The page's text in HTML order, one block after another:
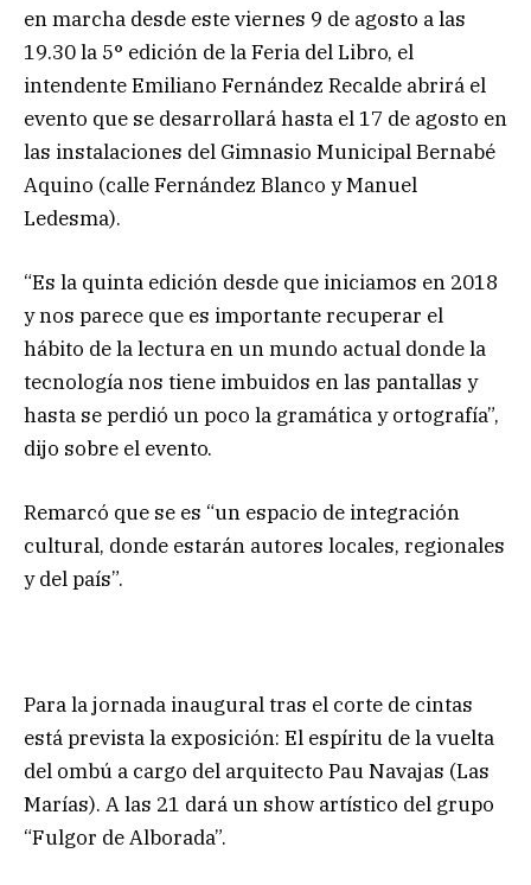
en marcha desde este viernes 9 de agosto a las
19.30 la 5° edición de la Feria del Libro, el
intendente Emiliano Fernández Recalde abrirá el
evento que se desarrollará hasta el 17 de agosto en
las instalaciones del Gimnasio Municipal Bernabé
Aquino (calle Fernández Blanco y Manuel
Ledesma).
“Es la quinta edición desde que iniciamos en 2018
y nos parece que es importante recuperar el
hábito de la lectura en un mundo actual donde la
tecnología nos tiene imbuidos en las pantallas y
hasta se perdió un poco la gramática y ortografía”,
dijo sobre el evento.
Remarcó que se es “un espacio de integración
cultural, donde estarán autores locales, regionales
y del país”.
Para la jornada inaugural tras el corte de cintas
está prevista la exposición: El espíritu de la vuelta
del ombú a cargo del arquitecto Pau Navajas (Las
Marías). A las 21 dará un show artístico del grupo
“Fulgor de Alborada”.